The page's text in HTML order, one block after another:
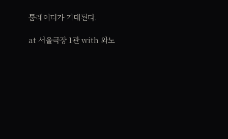
툼레이더가 기대된다.
at 서울극장 1관 with 와노